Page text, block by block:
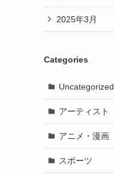
2025年3月
Categories
Uncategorized
アーティスト
アニメ・漫画
スポーツ